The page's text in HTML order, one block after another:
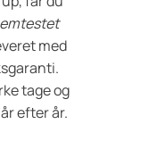
med
tage og
efter år.